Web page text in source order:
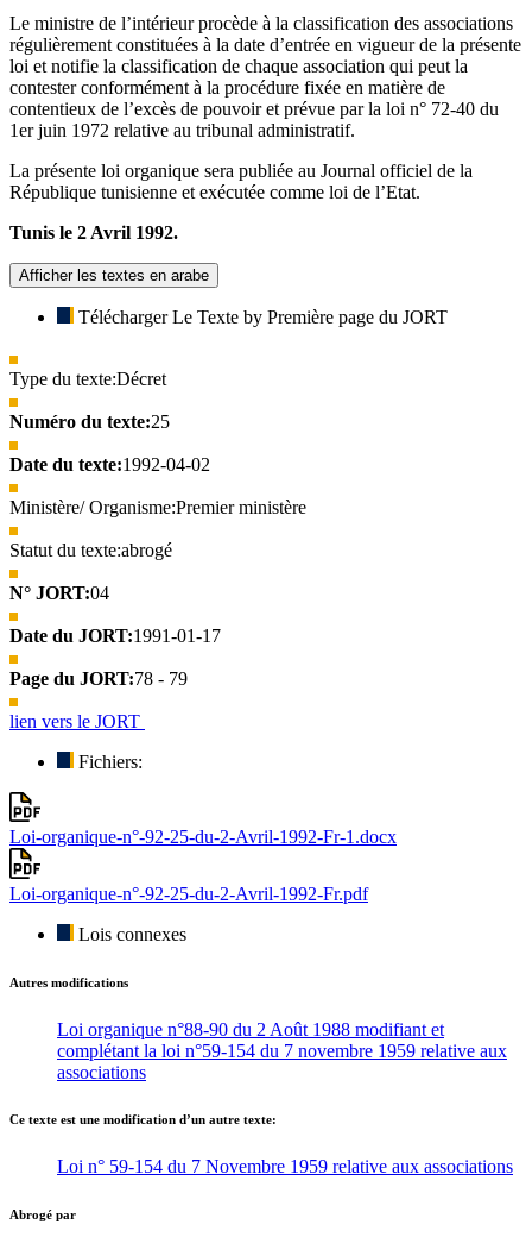
Le ministre de l’intérieur procède à la classification des associations
régulièrement constituées à la date d’entrée en vigueur de la présente
loi et notifie la classification de chaque association qui peut la
contester conformément à la procédure fixée en matière de
contentieux de l’excès de pouvoir et prévue par la loi n° 72-40 du
1er juin 1972 relative au tribunal administratif.
La présente loi organique sera publiée au Journal officiel de la
République tunisienne et exécutée comme loi de l’Etat.
Tunis le 2 Avril 1992.
Afficher les textes en arabe
Télécharger Le Texte by Première page du JORT
Type du texte:Décret
Numéro du texte:25
Date du texte:1992-04-02
Ministère/ Organisme:Premier ministère
Statut du texte:abrogé
N° JORT:04
Date du JORT:1991-01-17
Page du JORT:78 - 79
lien vers le JORT
Fichiers:
Loi-organique-n°-92-25-du-2-Avril-1992-Fr-1.docx
Loi-organique-n°-92-25-du-2-Avril-1992-Fr.pdf
Lois connexes
Autres modifications
Loi organique n°88-90 du 2 Août 1988 modifiant et
complétant la loi n°59-154 du 7 novembre 1959 relative aux
associations
Ce texte est une modification d’un autre texte:
Loi n° 59-154 du 7 Novembre 1959 relative aux associations
Abrogé par